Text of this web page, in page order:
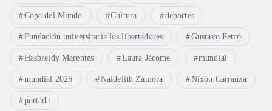
Copa del Mundo Cultura deportes
Fundación universitaria los libertadores Gustavo Petro
Hasbreidy Marentes Laura Jácome mundial
mundial 2026 Naidelith Zamora Nixon Carranza
portada